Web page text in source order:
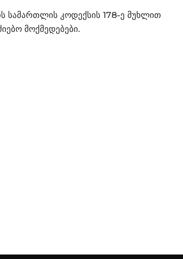
სამართლის კოდექსის 178-ე მუხლით
მოქმედებები.